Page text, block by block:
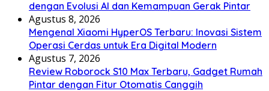
dengan Evolusi AI dan Kemampuan Gerak Pintar
Agustus 8, 2026
Mengenal Xiaomi HyperOS Terbaru: Inovasi Sistem
Operasi Cerdas untuk Era Digital Modern
Agustus 7, 2026
Review Roborock S10 Max Terbaru, Gadget Rumah
Pintar dengan Fitur Otomatis Canggih